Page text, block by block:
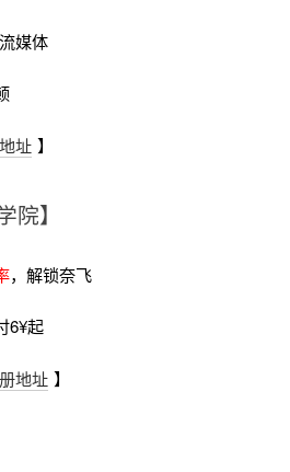
媒体
址 】
】
，解锁奈飞
6¥起
地址 】